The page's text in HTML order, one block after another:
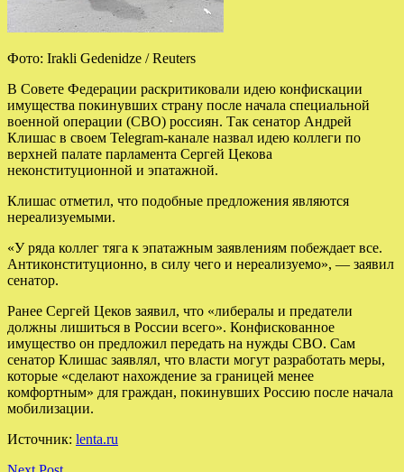
Фото: Irakli Gedenidze / Reuters
В Совете Федерации раскритиковали идею конфискации
имущества покинувших страну после начала специальной
военной операции (СВО) россиян. Так сенатор Андрей
Клишас в своем Telegram-канале назвал идею коллеги по
верхней палате парламента Сергей Цекова
неконституционной и эпатажной.
Клишас отметил, что подобные предложения являются
нереализуемыми.
«У ряда коллег тяга к эпатажным заявлениям побеждает все.
Антиконституционно, в силу чего и нереализуемо», — заявил
сенатор.
Ранее Сергей Цеков заявил, что «либералы и предатели
должны лишиться в России всего». Конфискованное
имущество он предложил передать на нужды СВО. Сам
сенатор Клишас заявлял, что власти могут разработать меры,
которые «сделают нахождение за границей менее
комфортным» для граждан, покинувших Россию после начала
мобилизации.
Источник: lenta.ru